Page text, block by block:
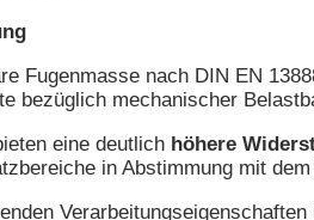
Fugenmasse nach DIN EN
bezüglich mechanischer
eine deutlich höhere
in Abstimmung mit